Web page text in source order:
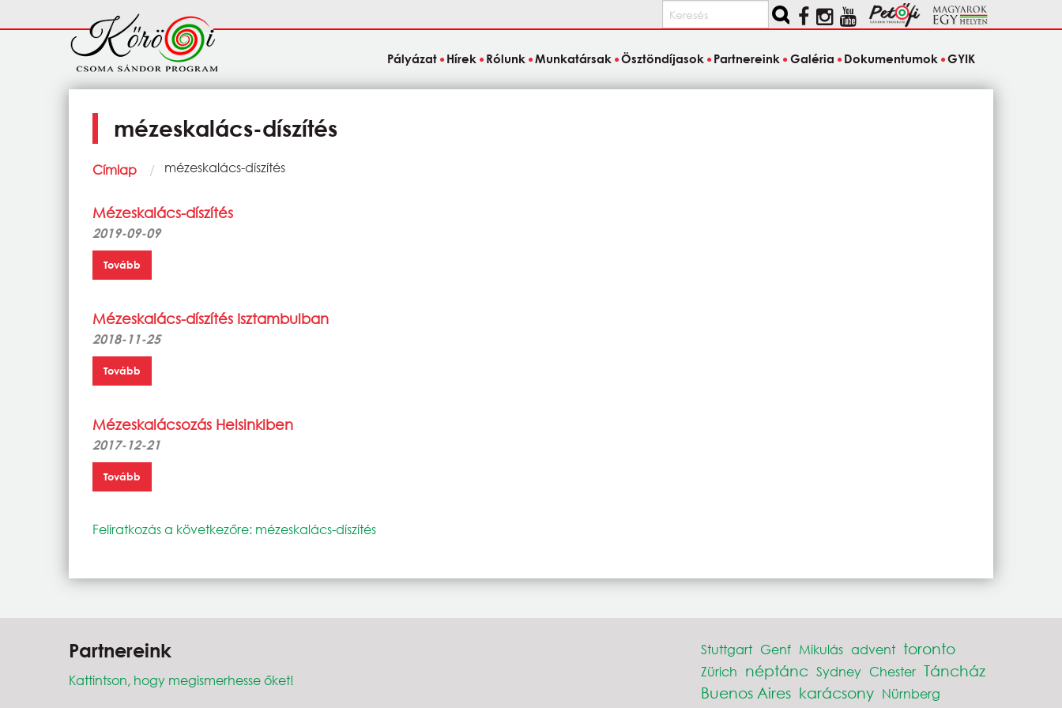
Keresés
Fő
navigáció
Pályázat Hírek Rólunk Munkatársak Ösztöndíjasok Partnereink Galéria Dokumentumok GYIK
mézeskalács-díszítés
Morzsa
Címlap Current:
mézeskalács-díszítés
Mézeskalács-díszítés
2019-09-09
Tovább
Mézeskalács-díszítés Isztambulban
2018-11-25
Tovább
Mézeskalácsozás Helsinkiben
2017-12-21
Tovább
Feliratkozás a következőre: mézeskalács-díszítés
Partnereink
Kattintson, hogy megismerhesse őket!
Stuttgart Genf Mikulás advent toronto
Zürich néptánc Sydney Chester Táncház
Buenos Aires karácsony Nürnberg